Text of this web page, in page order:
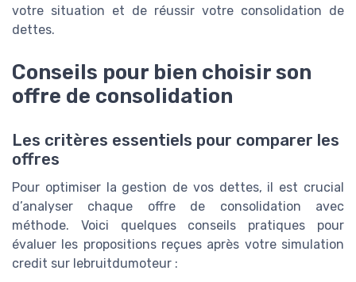
votre situation et de réussir votre consolidation de
dettes.
Conseils pour bien choisir son
offre de consolidation
Les critères essentiels pour comparer les
offres
Pour optimiser la gestion de vos dettes, il est crucial
d’analyser chaque offre de consolidation avec
méthode. Voici quelques conseils pratiques pour
évaluer les propositions reçues après votre simulation
credit sur lebruitdumoteur :